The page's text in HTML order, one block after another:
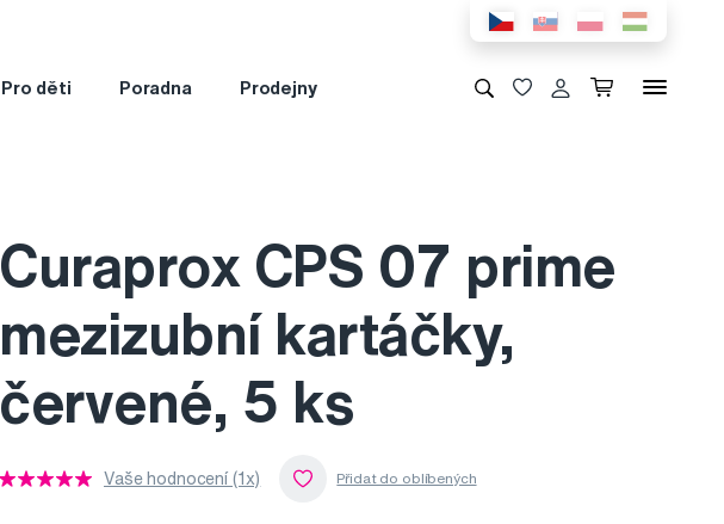
Pro děti Poradna Prodejny
Curaprox CPS 07 prime
mezizubní kartáčky,
červené, 5 ks
Vaše hodnocení (1x)